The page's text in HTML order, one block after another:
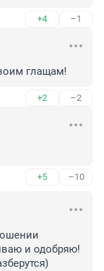
+4 –1
глащам!
+2 –2
+5 –10
и одобряю!